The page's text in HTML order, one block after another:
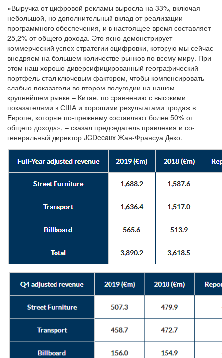
«Выручка от цифровой рекламы выросла на 33%, включая
небольшой, но дополнительный вклад от реализации
программного обеспечения, и в настоящее время составляет
25,2% от общего дохода. Это ясно демонстрирует
коммерческий успех стратегии оцифровки, которую мы сейчас
внедряем на большем количестве рынков по всему миру. При
этом наш хорошо диверсифицированный географический
портфель стал ключевым фактором, чтобы компенсировать
слабые показатели во втором полугодии на нашем
крупнейшем рынке – Китае, по сравнению с высокими
показателями в США и хорошими результатами продаж в
Европе, которые по-прежнему составляют более 50% от
общего дохода», – сказал председатель правления и со-
генеральный директор JCDecaux Жан-Франсуа Деко.